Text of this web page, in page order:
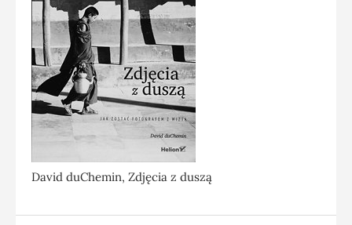
David duChemin, Zdjęcia z duszą